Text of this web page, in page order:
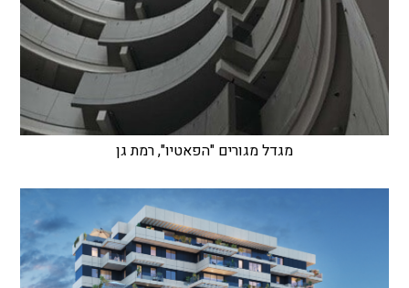
מגדל מגורים "הפאטיו", רמת גן